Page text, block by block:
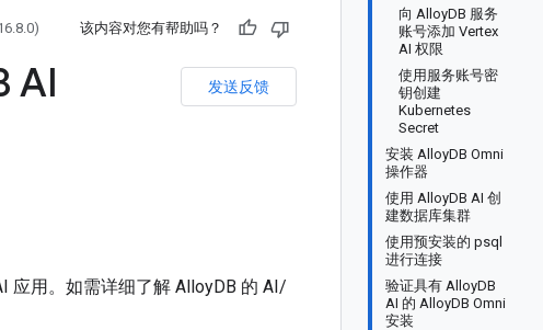
向 AlloyDB 服务
账号添加 Vertex
AI 权限
使用服务账号密
钥创建
Kubernetes
Secret
安装 AlloyDB Omni
操作器
使用 AlloyDB AI 创
建数据库集群
使用预安装的 psql
进行连接
验证具有 AlloyDB
AI 的 AlloyDB Omni
安装
该内容对您有帮助吗？
发送反馈
AI
应用。如需详细了解 AlloyDB 的 AI/